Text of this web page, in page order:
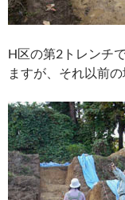
H区の第2トレンチ
ますが、それ以前